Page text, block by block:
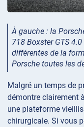
À gauche : la
718 Boxster GTS
différentes de la
Porsche toutes les
Malgré un temps de
démontre clairement
une plateforme
chirurgicale. Si vous